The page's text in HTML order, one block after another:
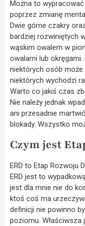
Można to
poprzez zmianę
Dwie górne czakry
bardziej rozwiniętych
wąskim owalem w
owalami lub okręgami.
niektórych osób
niektórych wychodzi
Warto co jakiś czas
Nie należy jednak
ani przesadnie
blokady. Wszystko
Czym jest
ERD to Etap Rozwoju
ERD jest to
jest dla mnie nie do
ktoś coś ma
definicji nie powinno
poziomu. Właściwsza